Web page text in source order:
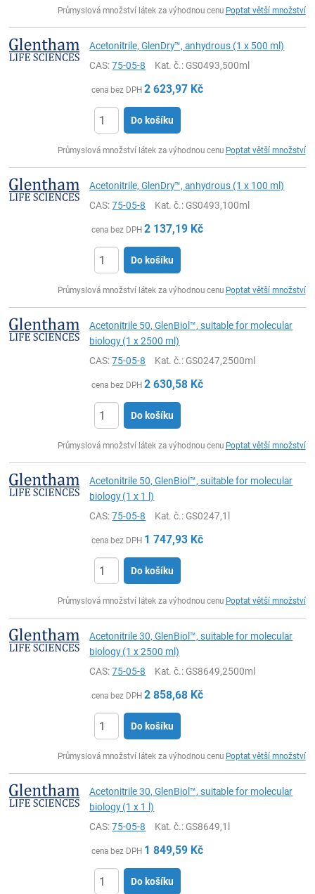
Průmyslová množství látek za výhodnou cenu Poptat větší množství
Acetonitrile, GlenDry™, anhydrous (1 x 500 ml)
CAS:75-05-8 Kat. č.: GS0493,500ml
cena bez DPH 2 623,97 Kč
Do košíku
Průmyslová množství látek za výhodnou cenu Poptat větší množství
Acetonitrile, GlenDry™, anhydrous (1 x 100 ml)
CAS:75-05-8 Kat. č.: GS0493,100ml
cena bez DPH 2 137,19 Kč
Do košíku
Průmyslová množství látek za výhodnou cenu Poptat větší množství
Acetonitrile 50, GlenBiol™, suitable for molecular
biology (1 x 2500 ml)
CAS:75-05-8 Kat. č.: GS0247,2500ml
cena bez DPH 2 630,58 Kč
Do košíku
Průmyslová množství látek za výhodnou cenu Poptat větší množství
Acetonitrile 50, GlenBiol™, suitable for molecular
biology (1 x 1 l)
CAS:75-05-8 Kat. č.: GS0247,1l
cena bez DPH 1 747,93 Kč
Do košíku
Průmyslová množství látek za výhodnou cenu Poptat větší množství
Acetonitrile 30, GlenBiol™, suitable for molecular
biology (1 x 2500 ml)
CAS:75-05-8 Kat. č.: GS8649,2500ml
cena bez DPH 2 858,68 Kč
Do košíku
Průmyslová množství látek za výhodnou cenu Poptat větší množství
Acetonitrile 30, GlenBiol™, suitable for molecular
biology (1 x 1 l)
CAS:75-05-8 Kat. č.: GS8649,1l
cena bez DPH 1 849,59 Kč
Do košíku